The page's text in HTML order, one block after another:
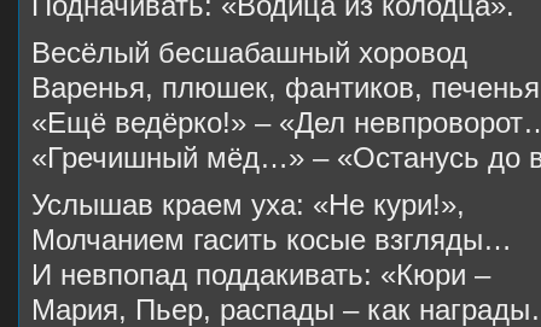
Весёлый бесшабашный хоровод
Варенья, плюшек, фантиков,
«Ещё ведёрко!» – «Дел
«Гречишный мёд…» – «Останусь до
Услышав краем уха: «Не кури!»,
Молчанием гасить косые взгляды…
И невпопад поддакивать: «Кюри –
Мария, Пьер, распады – как